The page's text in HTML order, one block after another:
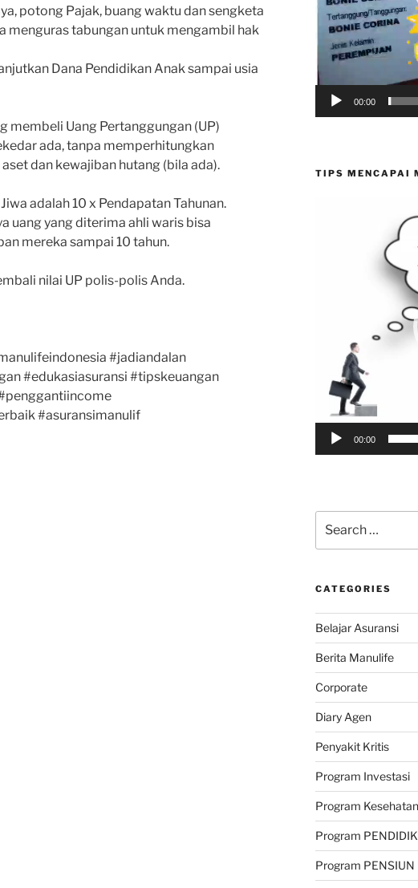
potong Pajak, buang waktu dan sengketa
menguras tabungan untuk mengambil hak
Dana Pendidikan Anak sampai usia
membeli Uang Pertanggungan (UP)
ada, tanpa memperhitungkan
dan kewajiban hutang (bila ada).
adalah 10 x Pendapatan Tahunan.
uang yang diterima ahli waris bisa
mereka sampai 10 tahun.
nilai UP polis-polis Anda.
#jadiandalan
#edukasiasuransi #tipskeuangan
#asuransimanulif
00:00
TIPS MENCAPAI
00:00
for:
CATEGORIES
Belajar Asuransi
Berita Manulife
Corporate
Diary Agen
Penyakit Kritis
Program Investasi
Program Kesehatan
Program
Program PENSIUN